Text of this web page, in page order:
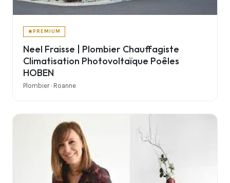
PREMIUM
Neel Fraisse | Plombier Chauffagiste
Climatisation Photovoltaïque Poêles
HOBEN
Plombier · Roanne